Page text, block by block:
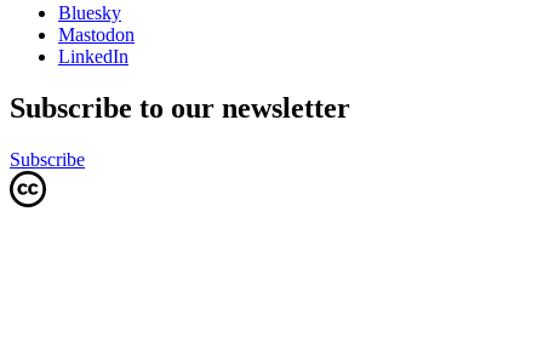
Bluesky
Mastodon
LinkedIn
Subscribe to our newsletter
Subscribe